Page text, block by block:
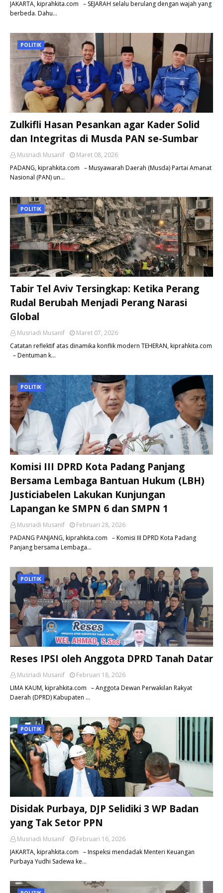
JAKARTA, kiprahkita.com – SEJARAH selalu berulang dengan wajah yang
berbeda. Dahu…
POLITIK
Zulkifli Hasan Pesankan agar Kader Solid
dan Integritas di Musda PAN se-Sumbar
Musriadi Musanif
Maret 08, 2026
PADANG, kiprahkita.com – Musyawarah Daerah (Musda) Partai Amanat
Nasional (PAN) un…
POLITIK
Tabir Tel Aviv Tersingkap: Ketika Perang
Rudal Berubah Menjadi Perang Narasi
Global
Musriadi Musanif
Maret 07, 2026
Catatan reflektif atas dinamika konflik modern TEHERAN, kiprahkita.com
– Dentuman k…
POLITIK
Komisi III DPRD Kota Padang Panjang
Bersama Lembaga Bantuan Hukum (LBH)
Justiciabelen Lakukan Kunjungan
Lapangan ke SMPN 6 dan SMPN 1
Musriadi Musanif
Februari 28, 2026
PADANG PANJANG, kiprahkita.com – Komisi III DPRD Kota Padang
Panjang bersama Lembaga…
POLITIK
Reses IPSI oleh Anggota DPRD Tanah Datar
Musriadi Musanif
Februari 18, 2026
LIMA KAUM, kiprahkita.com – Anggota Dewan Perwakilan Rakyat
Daerah (DPRD) Kabupaten …
POLITIK
Disidak Purbaya, DJP Selidiki 3 WP Badan
yang Tak Setor PPN
Musriadi Musanif
Februari 16, 2026
JAKARTA, kiprahkita.com – Inspeksi mendadak Menteri Keuangan
Purbaya Yudhi Sadewa ke…